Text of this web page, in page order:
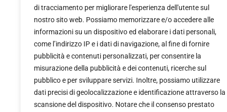
di tracciamento per migliorare l'esperienza dell'utente sul
nostro sito web. Possiamo memorizzare e/o accedere alle
informazioni su un dispositivo ed elaborare i dati personali,
come l’indirizzo IP e i dati di navigazione, al fine di fornire
pubblicità e contenuti personalizzati, per consentire la
misurazione della pubblicità e dei contenuti, ricerche sul
pubblico e per sviluppare servizi. Inoltre, possiamo utilizzare
dati precisi di geolocalizzazione e identificazione attraverso la
scansione del dispositivo. Notare che il consenso prestato